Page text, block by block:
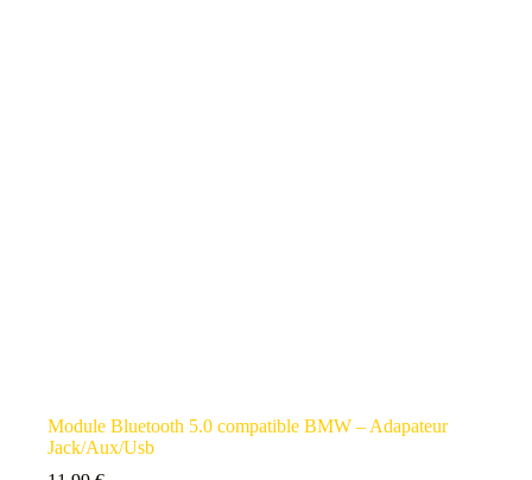
Module Bluetooth 5.0 compatible BMW – Adapateur
Jack/Aux/Usb